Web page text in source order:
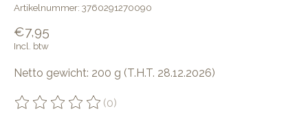
Artikelnummer: 3760291270090
€7,95
Incl. btw
Netto gewicht: 200 g (T.H.T. 28.12.2026)
De beoordeling van dit product is
(0)